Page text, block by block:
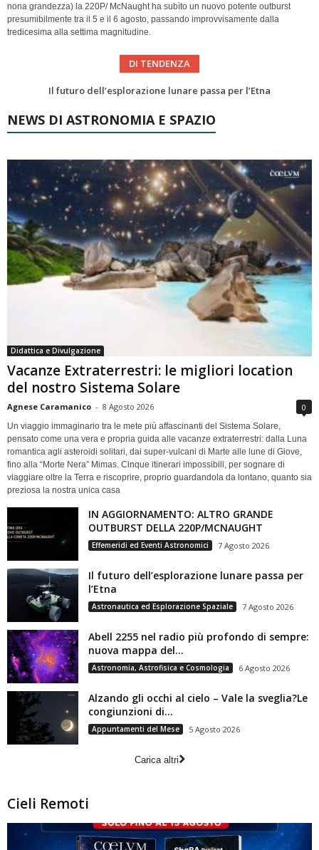
nona grandezza) la 220P/ McNaught ha subìto un nuovo potente outburst
presumibilmente tra il 5 e il 6 agosto, passando improvvisamente dalla
tredicesima alla settima magnitudine.
DI TENDENZA
NEWS DI ASTRONOMIA E SPAZIO
Didattica e Divulgazione
Vacanze Extraterrestri: le migliori location
del nostro Sistema Solare
Agnese Caramanico - 8 Agosto 2026 0
Un viaggio immaginario tra le mete più affascinanti del Sistema Solare,
pensato come una vera e propria guida alle vacanze extraterrestri: dalla Luna
romantica agli asteroidi solitari, dai super-vulcani di Marte alle lune di Giove,
fino alla “Morte Nera” Mimas. Cinque itinerari impossibili, per sognare di
viaggiare oltre la Terra e riscoprire, proprio guardandola da lontano, quanto sia
preziosa la nostra unica casa
IN AGGIORNAMENTO: ALTRO GRANDE
OUTBURST DELLA 220P/MCNAUGHT
Effemeridi ed Eventi Astronomici 7 Agosto 2026
Il futuro dell’esplorazione lunare passa per
l’Etna
Astronautica ed Esplorazione Spaziale 7 Agosto 2026
Abell 2255 nel radio più profondo di sempre:
nuova mappa del...
Astronomia, Astrofisica e Cosmologia 6 Agosto 2026
Alzando gli occhi al cielo – Vale la sveglia?Le
congiunzioni di...
Appuntamenti del Mese 5 Agosto 2026
Carica altri
Cieli Remoti